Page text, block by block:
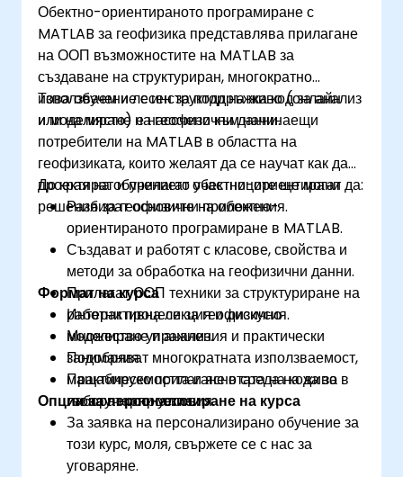
Обектно-ориентираното програмиране с
MATLAB за геофизика представлява прилагане
на ООП възможностите на MATLAB за
създаване на структуриран, многократно
използваем и лесен за поддръжка код за анализ
и моделиране на геофизични данни.
Това обучение с инструктор на живо (онлайн
или на място) е насочено към начинаещи
потребители на MATLAB в областта на
геофизиката, които желаят да се научат как да
проектират и прилагат обектно-ориентирани
решения за геофизични приложения.
До края на обучението участниците ще могат да:
Разбират основите на обектно-
ориентираното програмиране в MATLAB.
Създават и работят с класове, свойства и
методи за обработка на геофизични данни.
Прилагат ООП техники за структуриране на
работни процеси за геофизично
моделиране и анализ.
Подобряват многократната използваемост,
мащабируемостта и яснотата на кода за
геонаучни проекти.
Формат на курса
Интерактивна лекция и дискусия.
Множество упражнения и практически
занимания.
Практическо прилагане в среда на живо в
лабораторни условия.
Опции за персонализиране на курса
За заявка на персонализирано обучение за
този курс, моля, свържете се с нас за
уговаряне.